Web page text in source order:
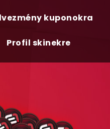
kuponokra
Profil skinekre